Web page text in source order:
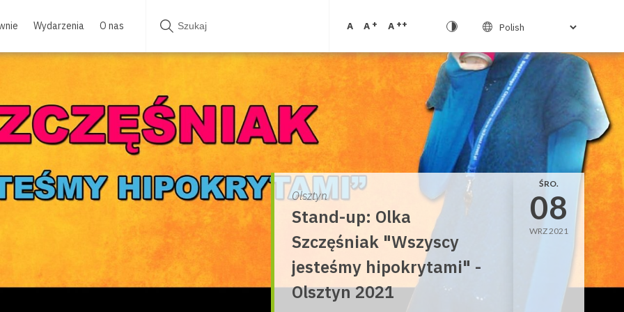
Wydarzenia O nas A A + A ++
Olsztyn
Stand-up: Olka
Szczęśniak "Wszyscy
jesteśmy hipokrytami" -
Olsztyn 2021
ŚRO.
08
WRZ 2021